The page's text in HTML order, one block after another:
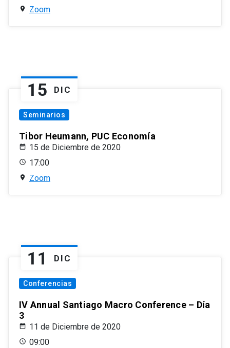
Zoom
15 DIC
Seminarios
Tibor Heumann, PUC Economía
15 de Diciembre de 2020
17:00
Zoom
11 DIC
Conferencias
IV Annual Santiago Macro Conference – Día
3
11 de Diciembre de 2020
09:00